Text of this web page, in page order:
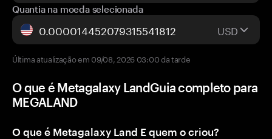
Quantia na moeda selecionada
USD
Última atualização em 09/08, 2026 03:00 da tarde
O que é Metagalaxy LandGuia completo para
MEGALAND
O que é Metagalaxy Land E quem o criou?